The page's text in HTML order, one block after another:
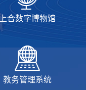
上合数字博物馆
教务管理系统